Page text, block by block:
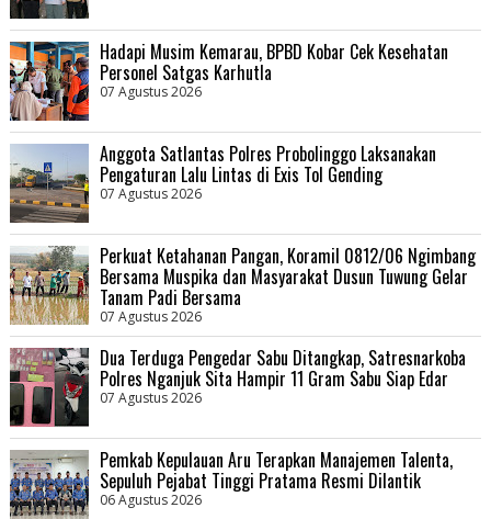
Hadapi Musim Kemarau, BPBD Kobar Cek Kesehatan
Personel Satgas Karhutla
07 Agustus 2026
Anggota Satlantas Polres Probolinggo Laksanakan
Pengaturan Lalu Lintas di Exis Tol Gending
07 Agustus 2026
Perkuat Ketahanan Pangan, Koramil 0812/06 Ngimbang
Bersama Muspika dan Masyarakat Dusun Tuwung Gelar
Tanam Padi Bersama
07 Agustus 2026
Dua Terduga Pengedar Sabu Ditangkap, Satresnarkoba
Polres Nganjuk Sita Hampir 11 Gram Sabu Siap Edar
07 Agustus 2026
Pemkab Kepulauan Aru Terapkan Manajemen Talenta,
Sepuluh Pejabat Tinggi Pratama Resmi Dilantik
06 Agustus 2026